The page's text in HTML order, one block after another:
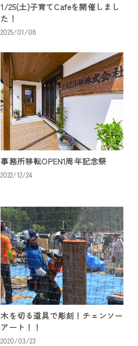
1/25(土)子育てCafeを開催しまし
た！
2025/01/08
事務所移転OPEN1周年記念祭
2022/12/24
木を切る道具で彫刻！チェンソー
アート！！
2020/03/23